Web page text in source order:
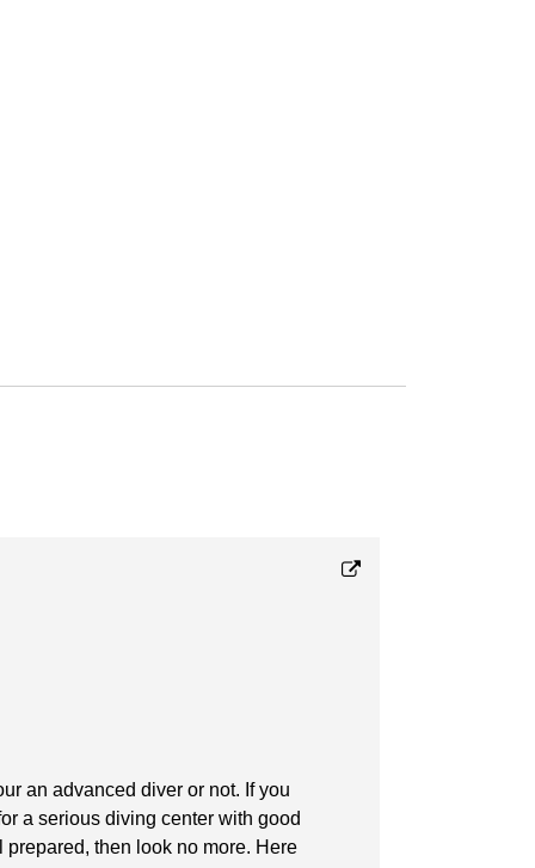
an advanced diver or not. If you
a serious diving center with good
then look no more. Here